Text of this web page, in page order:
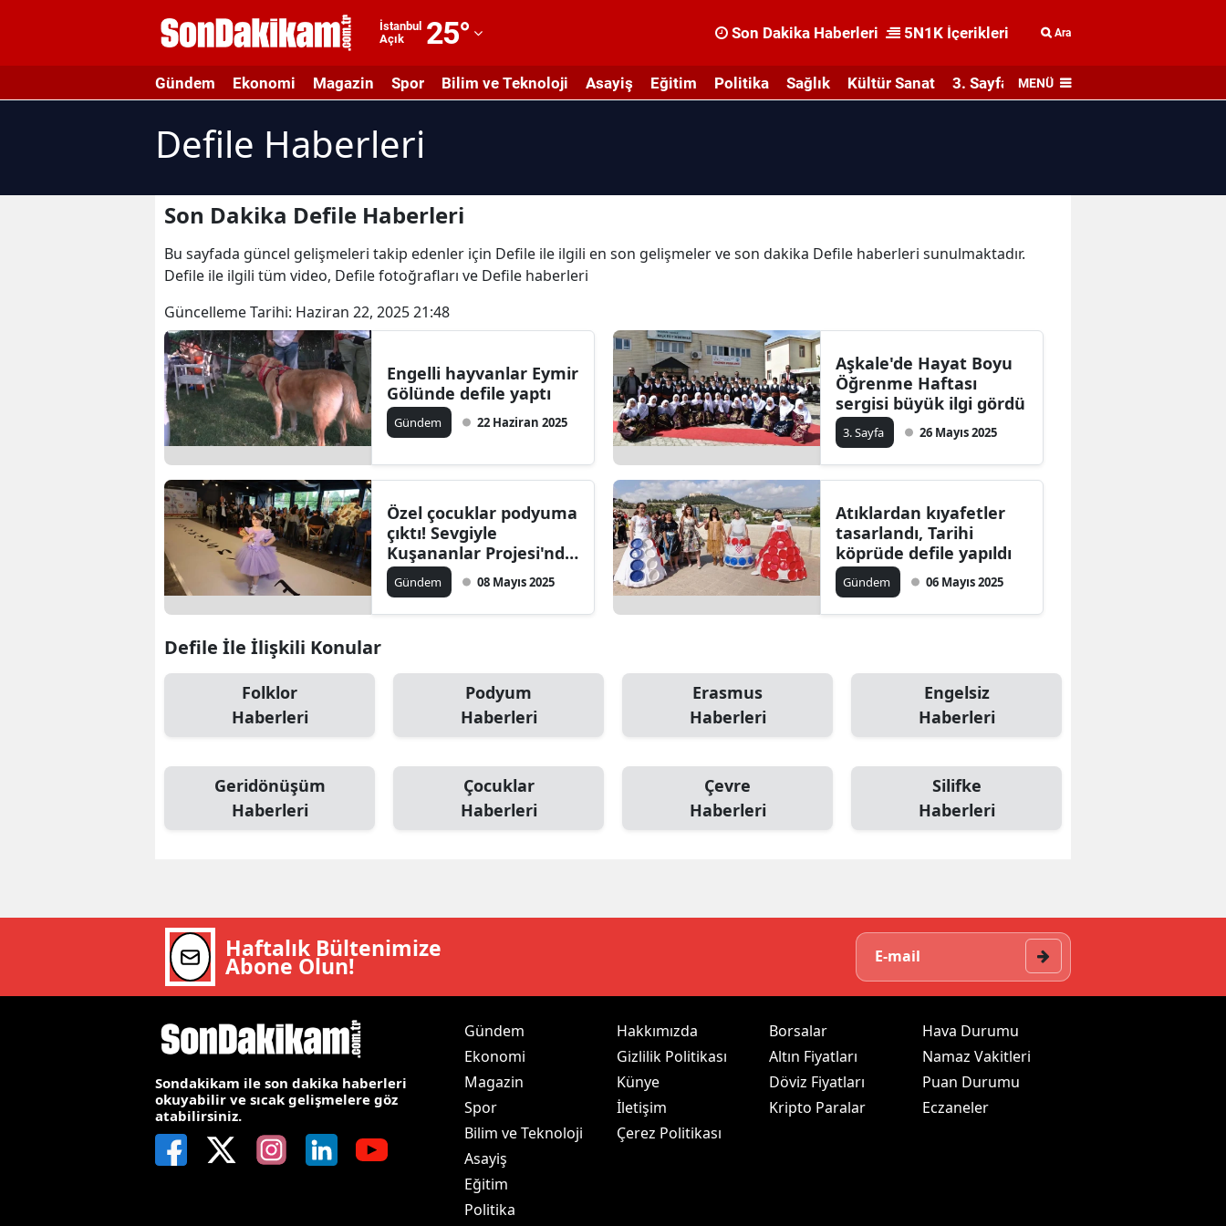
İstanbul
Açık
25°
Adıyaman
Afyonkarahisar
Amasya
Antalya
Artvin
Balıkesir
Bilecik
Bingöl
Bitlis
Bolu
Burdur
Bursa
Denizli
Erzincan
Erzurum
Gümüşhane
Son Dakika Haberleri 5N1K İçerikleri Ara
Gündem Ekonomi Magazin Spor Bilim ve Teknoloji Asayiş Eğitim Politika Sağlık Kültür Sanat 3. Sayfa MENÜ
Defile Haberleri
Son Dakika Defile Haberleri
Bu sayfada güncel gelişmeleri takip edenler için Defile ile ilgili en son gelişmeler ve son dakika Defile haberleri sunulmaktadır.
Defile ile ilgili tüm video, Defile fotoğrafları ve Defile haberleri
Güncelleme Tarihi: Haziran 22, 2025 21:48
Engelli hayvanlar Eymir
Gölünde defile yaptı
Gündem 22 Haziran 2025
Aşkale'de Hayat Boyu
Öğrenme Haftası
sergisi büyük ilgi gördü
3. Sayfa 26 Mayıs 2025
Özel çocuklar podyuma
çıktı! Sevgiyle
Kuşananlar Projesi'nde
duygusal anlar yaşandı
Gündem 08 Mayıs 2025
Atıklardan kıyafetler
tasarlandı, Tarihi
köprüde defile yapıldı
Gündem 06 Mayıs 2025
Defile İle İlişkili Konular
Folklor
Haberleri
Podyum
Haberleri
Erasmus
Haberleri
Engelsiz
Haberleri
Geridönüşüm
Haberleri
Çocuklar
Haberleri
Çevre
Haberleri
Silifke
Haberleri
Haftalık Bültenimize
Abone Olun!
Sondakikam ile son dakika haberleri
okuyabilir ve sıcak gelişmelere göz
atabilirsiniz.
Gündem
Ekonomi
Magazin
Spor
Bilim ve Teknoloji
Asayiş
Eğitim
Politika
Hakkımızda
Gizlilik Politikası
Künye
İletişim
Çerez Politikası
Borsalar
Altın Fiyatları
Döviz Fiyatları
Kripto Paralar
Hava Durumu
Namaz Vakitleri
Puan Durumu
Eczaneler